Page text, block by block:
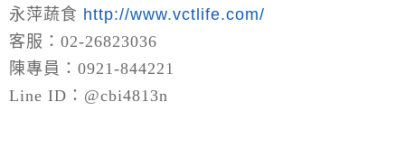
永萍蔬食 http://www.vctlife.com/
客服：02-26823036
陳專員：0921-844221
Line ID：@cbi4813n